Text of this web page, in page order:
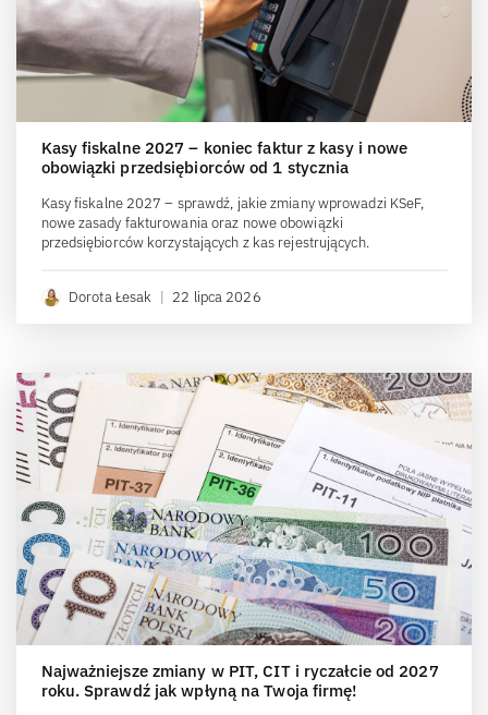
Kasy fiskalne 2027 – koniec faktur z kasy i nowe
obowiązki przedsiębiorców od 1 stycznia
Kasy fiskalne 2027 – sprawdź, jakie zmiany wprowadzi KSeF,
nowe zasady fakturowania oraz nowe obowiązki
przedsiębiorców korzystających z kas rejestrujących.
Dorota Łesak | 22 lipca 2026
Najważniejsze zmiany w PIT, CIT i ryczałcie od 2027
roku. Sprawdź jak wpłyną na Twoja firmę!